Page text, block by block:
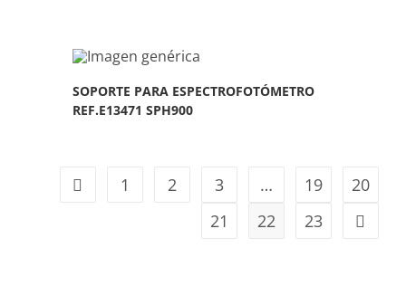
SOPORTE PARA ESPECTROFOTÓMETRO
REF.E13471 SPH900
1 2 3 … 19
20
21
22 23